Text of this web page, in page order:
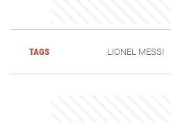
TAGS LIONEL MESSI